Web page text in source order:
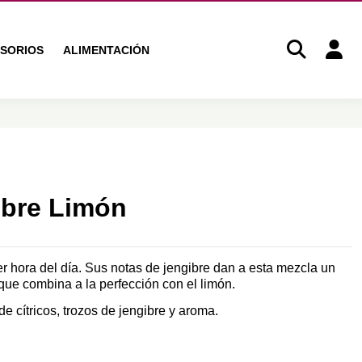
ALIMENTACIÓN
Limón
hora del día. Sus notas de jengibre dan a esta mezcla un
combina a la perfección con el limón.
cítricos, trozos de jengibre y aroma.